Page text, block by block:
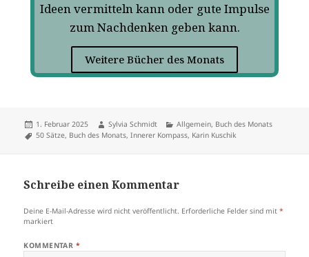
Ideen vermitteln kann oder gute Impulse
zum Nachdenken geben kann.
Weitere Bücher des Monats
1. Februar 2025 Sylvia Schmidt Allgemein, Buch des Monats
50 Sätze, Buch des Monats,Innerer Kompass, Karin Kuschik
Schreibe einen Kommentar
Deine E-Mail-Adresse wird nicht veröffentlicht. Erforderliche Felder sind mit*
markiert
KOMMENTAR *